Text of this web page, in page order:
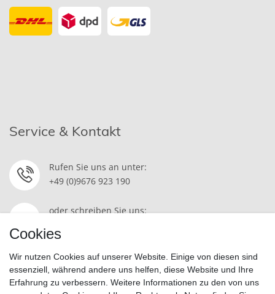
Service & Kontakt
Rufen Sie uns an unter:
+49 (0)9676 923 190
oder schreiben Sie uns:
Cookies
Wir nutzen Cookies auf unserer Website. Einige von diesen sind
essenziell, während andere uns helfen, diese Website und Ihre
Erfahrung zu verbessern. Weitere Informationen zu den von uns